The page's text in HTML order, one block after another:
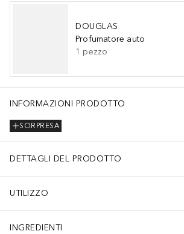
DOUGLAS
Profumatore auto
1 pezzo
INFORMAZIONI PRODOTTO
SORPRESA
DETTAGLI DEL PRODOTTO
UTILIZZO
INGREDIENTI